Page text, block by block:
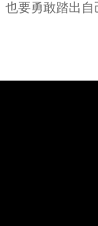
要勇敢踏出自